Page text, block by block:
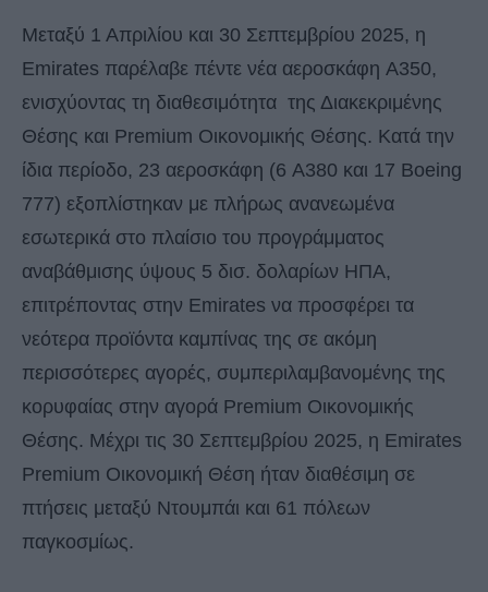
Μεταξύ 1 Απριλίου και 30 Σεπτεμβρίου 2025, η
Emirates παρέλαβε πέντε νέα αεροσκάφη A350,
ενισχύοντας τη διαθεσιμότητα της Διακεκριμένης
Θέσης και Premium Οικονομικής Θέσης. Κατά την
ίδια περίοδο, 23 αεροσκάφη (6 A380 και 17 Boeing
777) εξοπλίστηκαν με πλήρως ανανεωμένα
εσωτερικά στο πλαίσιο του προγράμματος
αναβάθμισης ύψους 5 δισ. δολαρίων ΗΠΑ,
επιτρέποντας στην Emirates να προσφέρει τα
νεότερα προϊόντα καμπίνας της σε ακόμη
περισσότερες αγορές, συμπεριλαμβανομένης της
κορυφαίας στην αγορά Premium Οικονομικής
Θέσης. Μέχρι τις 30 Σεπτεμβρίου 2025, η Emirates
Premium Οικονομική Θέση ήταν διαθέσιμη σε
πτήσεις μεταξύ Ντουμπάι και 61 πόλεων
παγκοσμίως.